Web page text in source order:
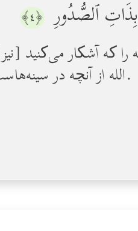
بِذَاتِ ٱلصُّدُورِ ﴿٤﴾
را که آشکار می‌کنید
الله از آنچه در سینه‌هاست آگاه است.